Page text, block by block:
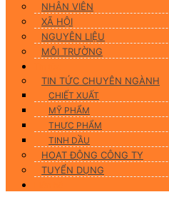
NHÂN VIÊN
XÃ HỘI
NGUYÊN LIỆU
MÔI TRƯỜNG
TIN TỨC CHUYÊN NGÀNH
CHIẾT XUẤT
MỸ PHẨM
THỰC PHẨM
TINH DẦU
HOẠT ĐỘNG CÔNG TY
TUYỂN DỤNG